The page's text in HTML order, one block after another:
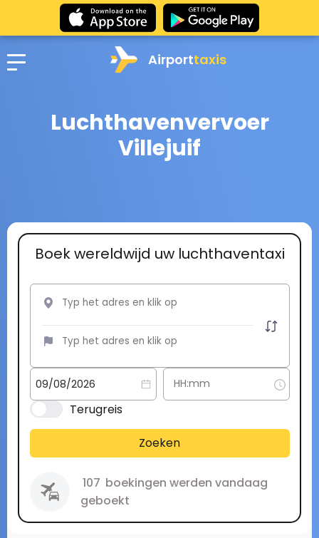
Airporttaxis
Luchthavenvervoer
Villejuif
Boek wereldwijd uw luchthaventaxi
Terugreis
Zoeken
107 boekingen werden vandaag
geboekt